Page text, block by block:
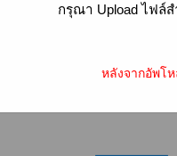
ะบบอบรมบัญชี
กรุณา Upload ไฟล์
หลังจากอัพโ